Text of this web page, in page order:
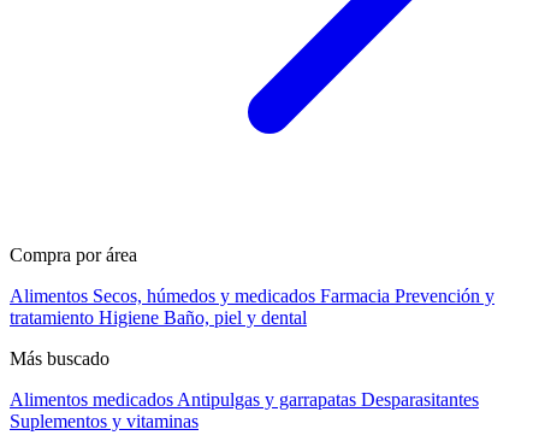
Compra por área
Alimentos Secos, húmedos y medicados Farmacia Prevención y
tratamiento Higiene Baño, piel y dental
Más buscado
Alimentos medicados Antipulgas y garrapatas Desparasitantes
Suplementos y vitaminas